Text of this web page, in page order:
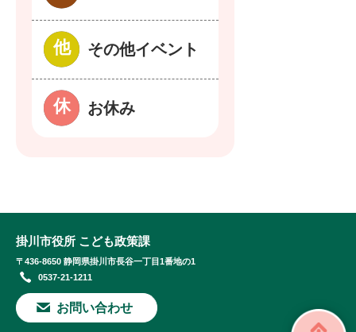
その他イベント
お休み
掛川市役所 こども政策課
〒436-8650 静岡県掛川市長谷一丁目1番地の1
0537-21-1211
お問い合わせ